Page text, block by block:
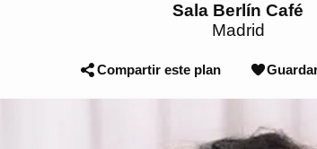
Sala Berlín Café
Madrid
Compartir este plan